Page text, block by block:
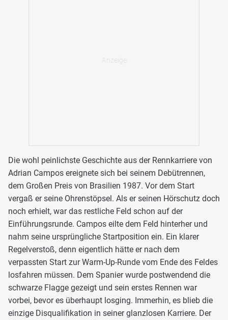
Die wohl peinlichste Geschichte aus der Rennkarriere von
Adrian Campos ereignete sich bei seinem Debütrennen,
dem Großen Preis von Brasilien 1987. Vor dem Start
vergaß er seine Ohrenstöpsel. Als er seinen Hörschutz doch
noch erhielt, war das restliche Feld schon auf der
Einführungsrunde. Campos eilte dem Feld hinterher und
nahm seine ursprüngliche Startposition ein. Ein klarer
Regelverstoß, denn eigentlich hätte er nach dem
verpassten Start zur Warm-Up-Runde vom Ende des Feldes
losfahren müssen. Dem Spanier wurde postwendend die
schwarze Flagge gezeigt und sein erstes Rennen war
vorbei, bevor es überhaupt losging. Immerhin, es blieb die
einzige Disqualifikation in seiner glanzlosen Karriere. Der